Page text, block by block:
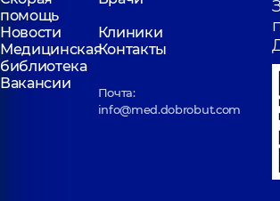
помощь
Новости
Клиники
Медицинская
библиотека
Контакты
Вакансии
Почта:
info@med.dobrobut.com